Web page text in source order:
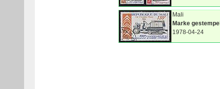
Mali
Marke
1978-04-24